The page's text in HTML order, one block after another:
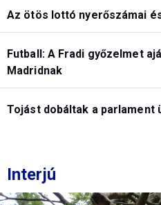
Az ötös lottó nyerőszámai
Futball: A Fradi győzelmet
Madridnak
Tojást dobáltak a parlament
Interjú